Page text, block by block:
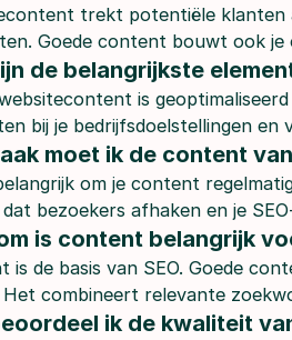
trekt potentiële klanten
Goede content bouwt ook
de belangrijkste
is
bij je bedrijfsdoelstellingen
moet ik de content
om je content
bezoekers afhaken en je
is content belangrijk
is de basis van SEO. Goede
Het combineert relevante
ik de kwaliteit